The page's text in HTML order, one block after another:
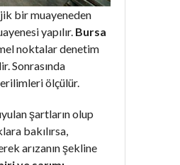
bir muayeneden
yapılır. Bursa
noktalar denetim
Sonrasında
ölçülür.
şartların olup
bakılırsa,
arızanın şekline